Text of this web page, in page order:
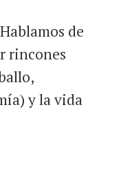
de
rincones
y la vida